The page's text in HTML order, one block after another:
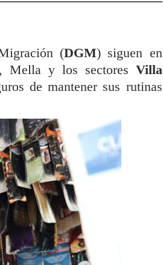
(DGM) siguen en
Mella y los sectores Villa
de mantener sus rutinas